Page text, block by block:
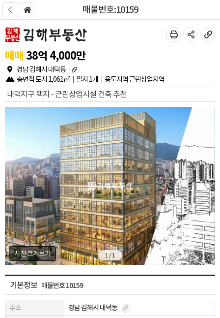
매물번호:10159
매매 38억 4,000만
경남 김해시 내덕동
총면적토지 1,061㎡ 필지 1개 용도지역근린상업지역
내덕지구 택지 - 근린상업시설 건축 추천
1 / 1
사진 크게보기
기본정보 매물번호 10159
주소
경남 김해시 내덕동